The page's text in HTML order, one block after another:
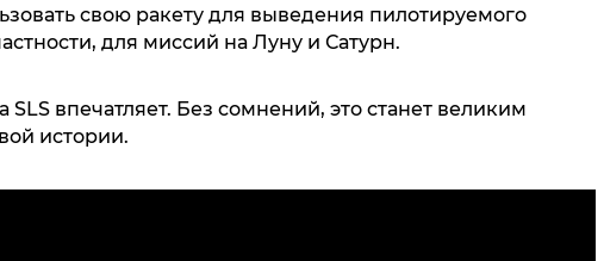
свою ракету для выведения пилотируемого
для миссий на Луну и Сатурн.
впечатляет. Без сомнений, это станет великим
истории.